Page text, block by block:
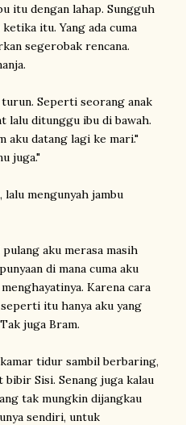
itu dengan lahap. Sungguh
itu. Yang ada cuma
segerobak rencana.
Seperti seorang anak
lalu ditunggu ibu di bawah.
aku datang lagi ke mari."
juga."
lalu mengunyah jambu
aku merasa masih
di mana cuma aku
Karena cara
itu hanya aku yang
juga Bram.
tidur sambil berbaring,
Sisi. Senang juga kalau
tak mungkin dijangkau
sendiri, untuk